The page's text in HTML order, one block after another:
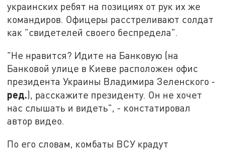
украинских ребят на позициях от рук их же
командиров. Офицеры расстреливают солдат
как "свидетелей своего беспредела".
"Не нравится? Идите на Банковую (на
Банковой улице в Киеве расположен офис
президента Украины Владимира Зеленского -
ред.), расскажите президенту. Он не хочет
нас слышать и видеть", - констатировал
автор видео.
По его словам, комбаты ВСУ крадут